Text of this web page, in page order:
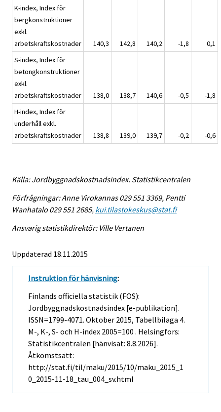
K-index, Index för
bergkonstruktioner
exkl.
arbetskraftskostnader
140,3 142,8 140,2 -1,8
0,1
S-index, Index för
betongkonstruktioner
exkl.
arbetskraftskostnader
138,0 138,7 140,6 -0,5
-1,8
H-index, Index för
underhåll exkl.
arbetskraftskostnader
138,8 139,0 139,7 -0,2 -0,6
Källa: Jordbyggnadskostnadsindex. Statistikcentralen
Förfrågningar: Anne Virokannas 029 551 3369, Pentti
Wanhatalo 029 551 2685, kui.tilastokeskus@stat.fi
Ansvarig statistikdirektör: Ville Vertanen
Uppdaterad 18.11.2015
Instruktion för hänvisning:
Finlands officiella statistik (FOS):
Jordbyggnadskostnadsindex [e-publikation].
ISSN=1799-4071. Oktober 2015, Tabellbilaga 4.
M-, K-, S- och H-index 2005=100 . Helsingfors:
Statistikcentralen [hänvisat: 8.8.2026].
Åtkomstsätt:
http://stat.fi/til/maku/2015/10/maku_2015_1
0_2015-11-18_tau_004_sv.html